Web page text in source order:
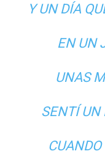
Y UN DÍA
EN UN
UNAS
SENTÍ UN